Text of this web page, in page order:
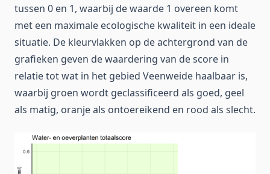
tussen 0 en 1, waarbij de waarde 1 overeen komt
met een maximale ecologische kwaliteit in een ideale
situatie. De kleurvlakken op de achtergrond van de
grafieken geven de waardering van de score in
relatie tot wat in het gebied Veenweide haalbaar is,
waarbij groen wordt geclassificeerd als goed, geel
als matig, oranje als ontoereikend en rood als slecht.